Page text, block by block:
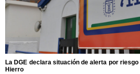
La DGE declara situación de alerta por
Hierro